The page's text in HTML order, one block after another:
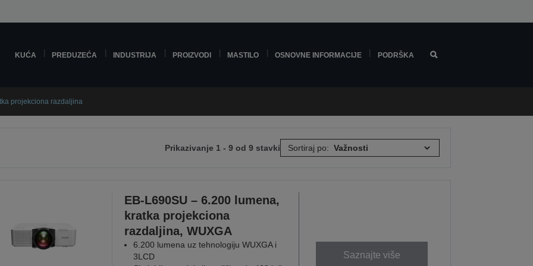
KUĆA PREDUZEĆA INDUSTRIJA PROIZVODI MASTILO OSNOVNE INFORMACIJE PODRŠKA
projekciona razdaljina
Prikazivanje 1 - 9 od 9 stavki Sortiraj po:
EB-L690SU – 6.200 lumena,
kratka projekciona
razdaljina, WUXGA
6.200 lumena uz tehnologiju WUXGA i
3LCD
Saznajte više